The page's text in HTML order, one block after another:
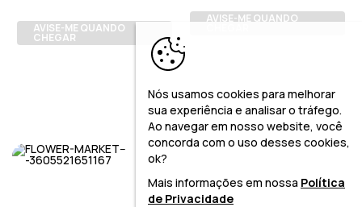
AVISE-ME QUANDO
CHEGAR
AVISE-ME QUANDO
Nós usamos cookies para melhorar
sua experiência e analisar o tráfego.
Ao navegar em nosso website, você
concorda com o uso desses cookies,
ok?
Mais informações em nossa Política
de Privacidade